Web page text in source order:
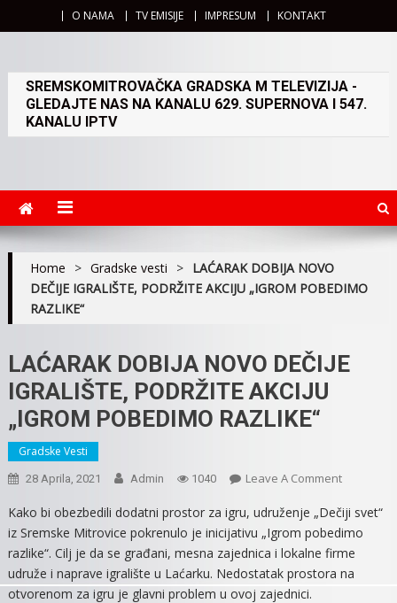
O NAMA TV EMISIJE IMPRESUM KONTAKT
SREMSKOMITROVAČKA GRADSKA M TELEVIZIJA -
GLEDAJTE NAS NA KANALU 629. SUPERNOVA I 547.
KANALU IPTV
Home > Gradske vesti > LAĆARAK DOBIJA NOVO
DEČIJE IGRALIŠTE, PODRŽITE AKCIJU „IGROM POBEDIMO
RAZLIKE“
LAĆARAK DOBIJA NOVO DEČIJE
IGRALIŠTE, PODRŽITE AKCIJU
„IGROM POBEDIMO RAZLIKE“
Gradske Vesti
28 Aprila, 2021 Admin 1040 Leave A CommentOn
DOBIJA
NOVO
DEČIJE
IGRALIŠTE,
Kako bi obezbedili dodatni prostor za igru, udruženje „Dečiji svet“
iz Sremske Mitrovice pokrenulo je inicijativu „Igrom pobedimo
razlike“. Cilj je da se građani, mesna zajednica i lokalne firme
udruže i naprave igralište u Laćarku. Nedostatak prostora na
otvorenom za igru je glavni problem u ovoj zajednici.